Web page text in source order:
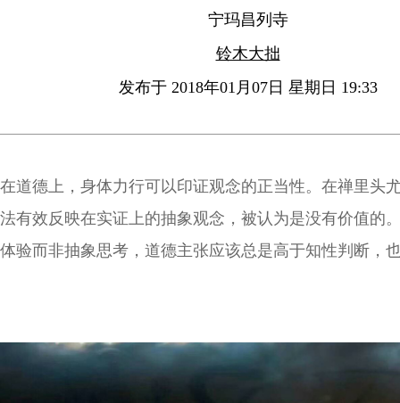
宁玛昌列寺
铃木大拙
发布于 2018年01月07日 星期日 19:33
在道德上，身体力行可以印证观念的正当性。在禅里头
法有效反映在实证上的抽象观念，被认为是没有价值的
体验而非抽象思考，道德主张应该总是高于知性判断，